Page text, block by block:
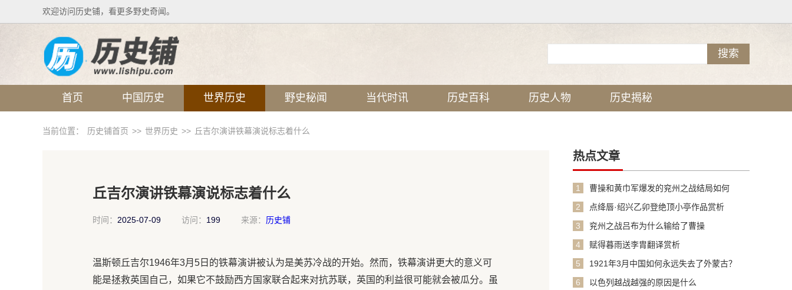
欢迎访问历史铺，看更多野史奇闻。
首页 中国历史 世界历史 野史秘闻 当代时讯 历史百科 历史人物 历史揭秘
当前位置： 历史铺首页 >> 世界历史 >> 丘吉尔演讲铁幕演说标志着什么
丘吉尔演讲铁幕演说标志着什么
时间： 2025-07-09 访问： 199 来源： 历史铺
温斯顿丘吉尔1946年3月5日的铁幕演讲被认为是美苏冷战的开始。然而，铁幕演讲更大的意义可
能是拯救英国自己，如果它不鼓励西方国家联合起来对抗苏联，英国的利益很可能就会被瓜分。虽
热点文章
1
曹操和黄巾军爆发的兖州之战结局如何
2
点绛唇·绍兴乙卯登绝顶小亭作品赏析
3
兖州之战吕布为什么输给了曹操
4
赋得暮雨送李胄翻译赏析
5
1921年3月中国如何永远失去了外蒙古？
6
以色列越战越强的原因是什么